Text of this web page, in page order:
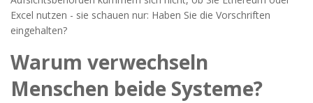
Excel nutzen - sie schauen nur: Haben Sie die Vorschriften
eingehalten?
Warum verwechseln
Menschen beide Systeme?